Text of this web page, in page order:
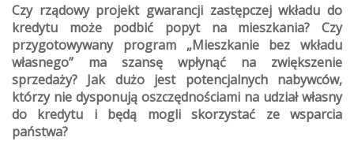
Czy rządowy projekt gwarancji zastępczej wkładu do
kredytu może podbić popyt na mieszkania? Czy
przygotowywany program „Mieszkanie bez wkładu
własnego” ma szansę wpłynąć na zwiększenie
sprzedaży? Jak dużo jest potencjalnych nabywców,
którzy nie dysponują oszczędnościami na udział własny
do kredytu i będą mogli skorzystać ze wsparcia
państwa?